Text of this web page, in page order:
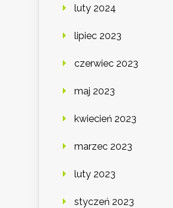
luty 2024
lipiec 2023
czerwiec 2023
maj 2023
kwiecień 2023
marzec 2023
luty 2023
styczeń 2023